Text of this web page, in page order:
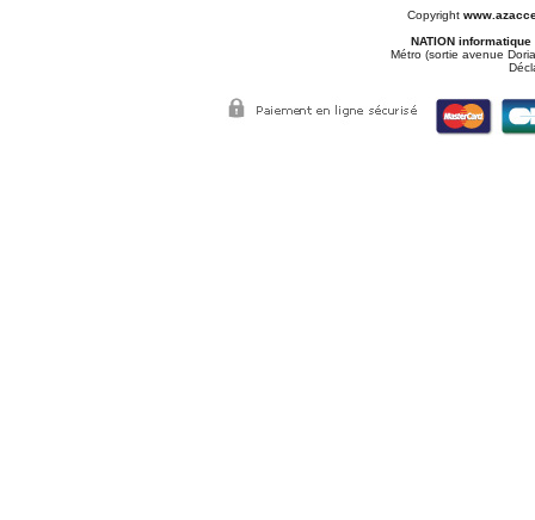
Copyright
NATION informatique
Métro (sortie avenue